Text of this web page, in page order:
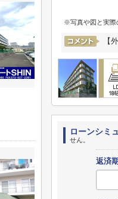
※写真や図と実際
【
ローンシミ
せん。
返済